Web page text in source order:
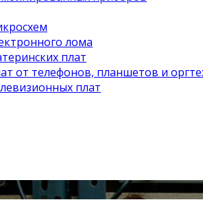
лома
плат
от телефонов, планшетов и
плат